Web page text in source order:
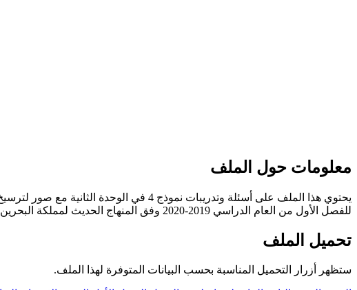
معلومات حول الملف
يحتوي هذا الملف على أسئلة وتدريبات نموذج 4 في الوحدة الثانية مع صور لترسيخ وفهم الكلمات لدى الطلبة وتسهيل الحفظ في مادة اللغة الانجليزية للصف الثاني الإبتدائي
للفصل الأول من العام الدراسي 2019-2020 وفق المنهاج الحديث لمملكة البحرين. ----- مع التمنيات لجميع الطلبة بالنجاح والتفوق.
تحميل الملف
ستظهر أزرار التحميل المناسبة بحسب البيانات المتوفرة لهذا الملف.